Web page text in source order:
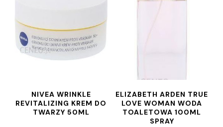
NIVEA WRINKLE
REVITALIZING KREM DO
TWARZY 50ML
ELIZABETH ARDEN TRUE
LOVE WOMAN WODA
TOALETOWA 100ML
SPRAY